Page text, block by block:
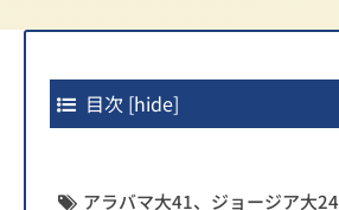
目次 [hide]
アラバマ大41、ジョージア大24